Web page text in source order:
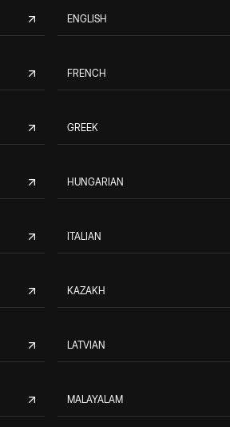
ENGLISH
FRENCH
GREEK
HUNGARIAN
ITALIAN
KAZAKH
LATVIAN
MALAYALAM